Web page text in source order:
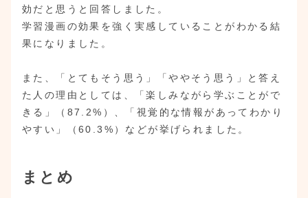
効だと思うと回答しました。
学習漫画の効果を強く実感していることがわかる結
果になりました。
また、「とてもそう思う」「ややそう思う」と答え
た人の理由としては、「楽しみながら学ぶことがで
きる」（87.2%）、「視覚的な情報があってわかり
やすい」（60.3%）などが挙げられました。
まとめ